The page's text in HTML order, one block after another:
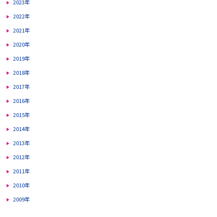
2023年
2022年
2021年
2020年
2019年
2018年
2017年
2016年
2015年
2014年
2013年
2012年
2011年
2010年
2009年